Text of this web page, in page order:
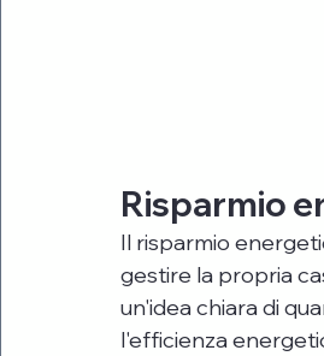
Risparmio
Il risparmio
gestire la propria
un'idea chiara di
l'efficienza